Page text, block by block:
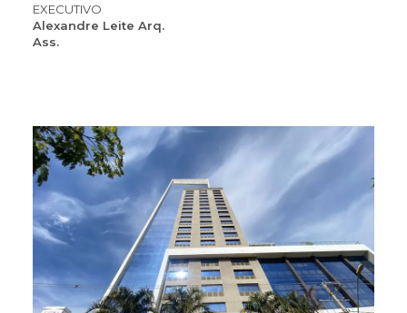
EXECUTIVO
Alexandre Leite Arq.
Ass.